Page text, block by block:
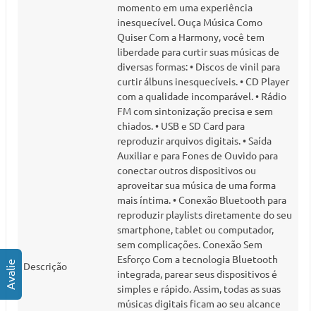
Descrição
momento em uma experiência
inesquecível. Ouça Música Como
Quiser Com a Harmony, você tem
liberdade para curtir suas músicas de
diversas formas: • Discos de vinil para
curtir álbuns inesquecíveis. • CD Player
com a qualidade incomparável. • Rádio
FM com sintonização precisa e sem
chiados. • USB e SD Card para
reproduzir arquivos digitais. • Saída
Auxiliar e para Fones de Ouvido para
conectar outros dispositivos ou
aproveitar sua música de uma forma
mais íntima. • Conexão Bluetooth para
reproduzir playlists diretamente do seu
smartphone, tablet ou computador,
sem complicações. Conexão Sem
Esforço Com a tecnologia Bluetooth
integrada, parear seus dispositivos é
simples e rápido. Assim, todas as suas
músicas digitais ficam ao seu alcance